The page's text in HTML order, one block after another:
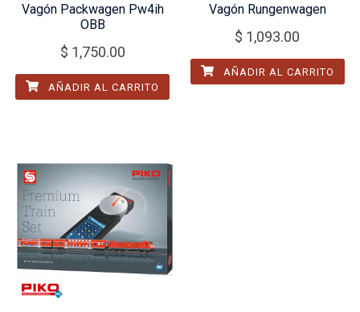
Vagón Packwagen Pw4ih
OBB
$ 1,750.00
AÑADIR AL CARRITO
Vagón Rungenwagen
$ 1,093.00
AÑADIR AL CARRITO